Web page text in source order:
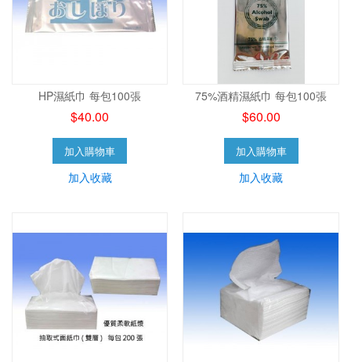
HP濕紙巾 每包100張
$40.00
加入購物車
加入收藏
75%酒精濕紙巾 每包100張
$60.00
加入購物車
加入收藏